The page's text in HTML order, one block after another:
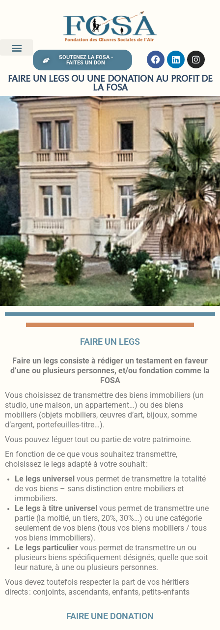
SOUTENEZ LA FOSA -
FAITES UN DON
FAIRE UN LEGS OU UNE DONATION AU PROFIT DE
LA FOSA
FAIRE UN LEGS
Faire un legs consiste à rédiger un testament en faveur
d’une ou plusieurs personnes, et/ou fondation comme la
FOSA
Vous choisissez de transmettre des biens immobiliers (un
studio, une maison, un appartement…) ou des biens
mobiliers (objets mobiliers, œuvres d’art, bijoux, somme
d’argent, portefeuilles-titre…).
Vous pouvez léguer tout ou partie de votre patrimoine.
En fonction de ce que vous souhaitez transmettre,
choisissez le legs adapté à votre souhait :
Le legs universel vous permet de transmettre la totalité
de vos biens – sans distinction entre mobiliers et
immobiliers.
Le legs à titre universel vous permet de transmettre une
partie (la moitié, un tiers, 20%, 30%…) ou une catégorie
seulement de vos biens (tous vos biens mobiliers / tous
vos biens immobiliers).
Le legs particulier vous permet de transmettre un ou
plusieurs biens spéciﬁquement désignés, quelle que soit
leur nature, à une ou plusieurs personnes.
Vous devez toutefois respecter la part de vos héritiers
directs : conjoints, ascendants, enfants, petits-enfants
FAIRE UNE DONATION